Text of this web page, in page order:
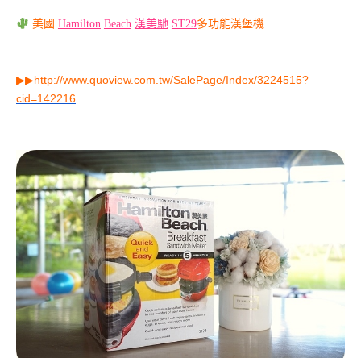
美國 Hamilton Beach 漢美馳 ST29多功能漢堡機
▶▶http://www.quoview.com.tw/SalePage/Index/3224515?
cid=142216